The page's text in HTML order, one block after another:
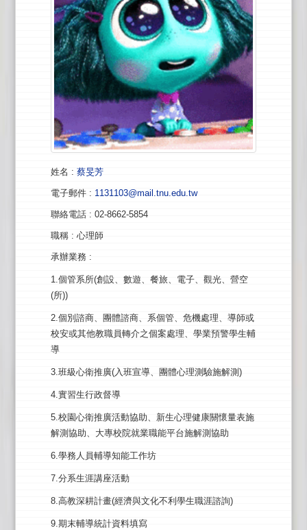
姓名 :蔡旻芳
電子郵件 : 1131103@mail.tnu.edu.tw
聯絡電話 : 02-8662-5854
職稱 : 心理師
承辦業務 :
1.個管系所(創設、數遊、餐旅、電子、觀光、營空
(所))
2.個別諮商、團體諮商、系個管、危機處理、導師或
校安或其他教職員轉介之個案處理、學業預警學生輔
導
3.班級心衛推廣(入班宣導、團體心理測驗施解測)
4.實習生行政督導
5.校園心衛推廣活動協助、新生心理健康關懷量表施
解測協助、大專校院就業職能平台施解測協助
6.學務人員輔導知能工作坊
7.分系生涯講座活動
8.高教深耕計畫(經濟與文化不利學生職涯諮詢)
9.期末輔導統計資料填寫